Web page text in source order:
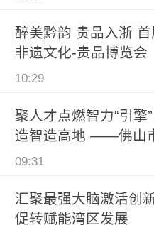
醉美黔韵 贵品入浙 首
非遗文化-贵品博览会
10:29
聚人才点燃智力“引擎
造智造高地 ——佛山
09:31
汇聚最强大脑激活创
促转赋能湾区发展